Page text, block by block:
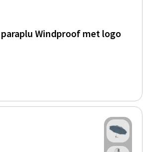
Windproof met logo